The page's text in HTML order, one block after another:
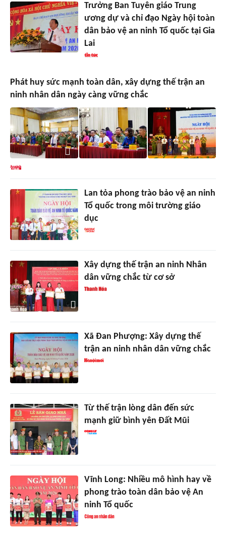
Trưởng Ban Tuyên giáo Trung
ương dự và chỉ đạo Ngày hội toàn
dân bảo vệ an ninh Tổ quốc tại Gia
Lai
Phát huy sức mạnh toàn dân, xây dựng thế trận an
ninh nhân dân ngày càng vững chắc
Lan tỏa phong trào bảo vệ an ninh
Tổ quốc trong môi trường giáo
dục
Xây dựng thế trận an ninh Nhân
dân vững chắc từ cơ sở
Xã Đan Phượng: Xây dựng thế
trận an ninh nhân dân vững chắc
Từ thế trận lòng dân đến sức
mạnh giữ bình yên Đất Mũi
Vĩnh Long: Nhiều mô hình hay về
phong trào toàn dân bảo vệ An
ninh Tổ quốc